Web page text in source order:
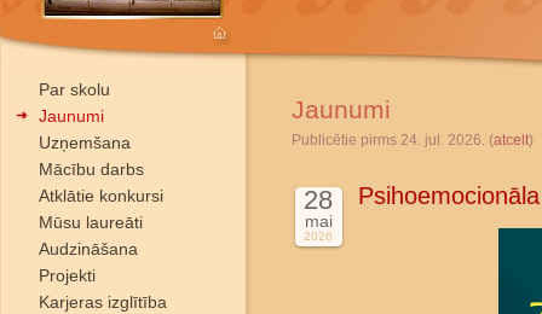
Par skolu
Jaunumi
Uzņemšana
Mācību darbs
Atklātie konkursi
Mūsu laureāti
Audzināšana
Projekti
Karjeras izglītība
Jaunumi
Publicētie pirms 24. jul. 2026. (atcelt)
28
mai
2026